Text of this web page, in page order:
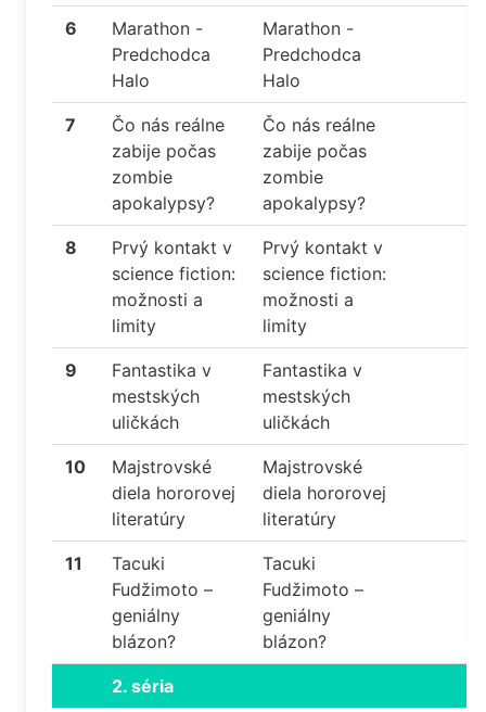
6
Marathon -
Predchodca
Halo
Marathon -
Predchodca
Halo
7
Čo nás reálne
zabije počas
zombie
apokalypsy?
Čo nás reálne
zabije počas
zombie
apokalypsy?
8
Prvý kontakt v
science fiction:
možnosti a
limity
Prvý kontakt v
science fiction:
možnosti a
limity
9
Fantastika v
mestských
uličkách
Fantastika v
mestských
uličkách
10
Majstrovské
diela hororovej
literatúry
Majstrovské
diela hororovej
literatúry
11
Tacuki
Fudžimoto –
geniálny
blázon?
Tacuki
Fudžimoto –
geniálny
blázon?
2. séria